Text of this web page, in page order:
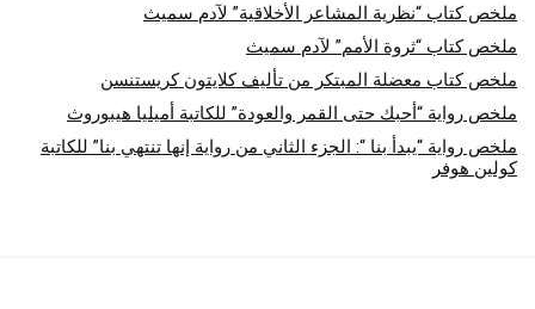
ملخص كتاب “نظرية المشاعر الأخلاقية” لآدم سميث
ملخص كتاب “ثروة الأمم” لآدم سميث
ملخص كتاب معضلة المبتكر من تأليف كلايتون كريستنسن
ملخص رواية “أحبك حتى القمر والعودة” للكاتبة أميليا هيبوروث
ملخص رواية “يبدأ بنا “: الجزء الثاني من رواية إنها تنتهي بنا” للكاتبة
كولين هوفر